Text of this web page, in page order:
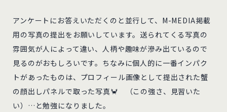
アンケートにお答えいただくのと並行して、M-MEDIA掲載
用の写真の提出をお願いしています。送られてくる写真の
雰囲気が人によって違い、人柄や趣味が滲み出ているので
見るのがおもしろいです。ちなみに個人的に一番インパク
トがあったものは、プロフィール画像として提出された蟹
の顔出しパネルで取った写真🦀 （この強さ、見習いた
い）…と勉強になりました。